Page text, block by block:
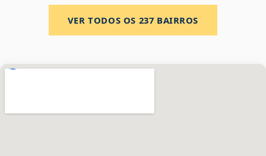
VER TODOS OS 237 BAIRROS